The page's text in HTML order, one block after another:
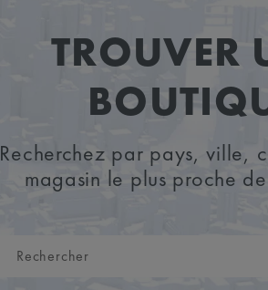
TROUVER
Recherchez par pays, ville,
magasin le plus proche